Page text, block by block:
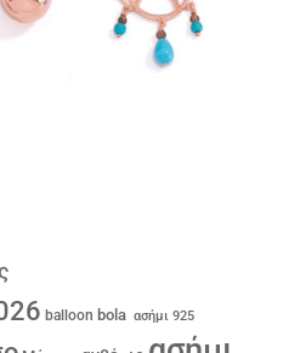
balloon bola ασήμι 925